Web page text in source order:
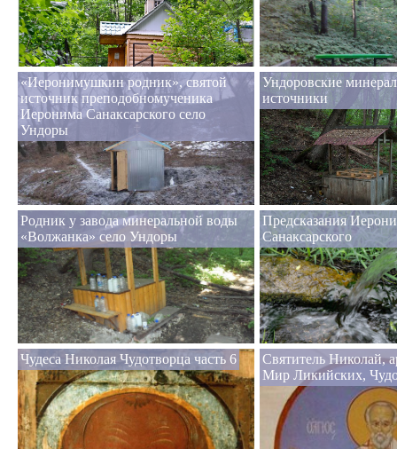
«Иеронимушкин родник», святой
источник преподобномученика
Иеронима Санаксарского село
Ундоры
Ундоровские
источники
Родник у завода минеральной воды
«Волжанка» село Ундоры
Предсказания
Санаксарского
Чудеса Николая Чудотворца часть 6
Святитель Николай,
Мир Ликийских,